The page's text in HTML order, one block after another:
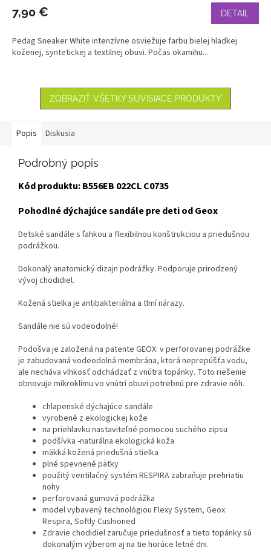
7,90 € DETAIL
Pedag Sneaker White intenzívne osviežuje farbu bielej hladkej
koženej, syntetickej a textilnej obuvi. Počas okamihu...
ZOBRAZIŤ VŠETKY SÚVISIACE PRODUKTY
Popis Diskusia
Podrobný popis
Kód produktu: B556EB 022CL C0735
Pohodlné dýchajúce sandále pre deti od Geox
Detské sandále s ľahkou a flexibilnou konštrukciou a priedušnou
podrážkou.
Dokonalý anatomický dizajn podrážky. Podporuje prirodzený
vývoj chodidiel.
Kožená stielka je antibakteriálna a tlmí nárazy.
Sandále nie sú vodeodolné!
Podošva je založená na patente GEOX: v perforovanej podrážke
je zabudovaná vodeodolná membrána, ktorá neprepúšťa vodu,
ale necháva vlhkosť odchádzať z vnútra topánky. Toto riešenie
obnovuje mikroklímu vo vnútri obuvi potrebnú pre zdravie nôh.
chlapenské dýchajúce sandále
vyrobené z ekologickej kože
na priehlavku nastaviteľné pomocou suchého zipsu
podšívka -naturálna ekologická koža
mäkká kožená priedušná stielka
plné spevnené pätky
použitý ventilačný systém RESPIRA zabraňuje prehriatiu
nohy
perforovaná gumová podrážka
model vybavený technológiou Flexy System, Geox
Respira, Softly Cushioned
Zdravie chodidiel zaručuje priedušnosť a tieto topánky sú
dokonalým výberom aj na tie horúce letné dni.